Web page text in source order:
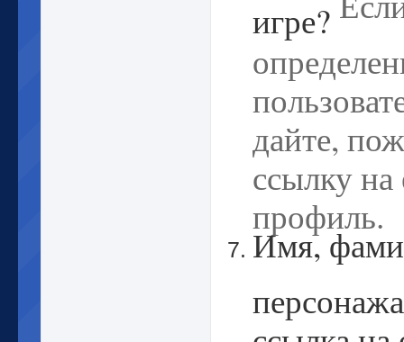
игре?
дайте,
профиль.
Имя,
ссылка на